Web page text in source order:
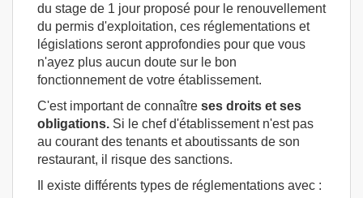
du stage de 1 jour proposé pour le renouvellement
du permis d'exploitation, ces réglementations et
législations seront approfondies pour que vous
n'ayez plus aucun doute sur le bon
fonctionnement de votre établissement.
C'est important de connaître ses droits et ses
obligations. Si le chef d'établissement n'est pas
au courant des tenants et aboutissants de son
restaurant, il risque des sanctions.
Il existe différents types de réglementations avec :